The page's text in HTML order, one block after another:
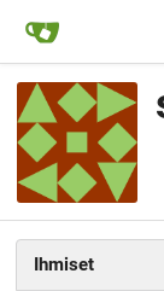
Ihmiset